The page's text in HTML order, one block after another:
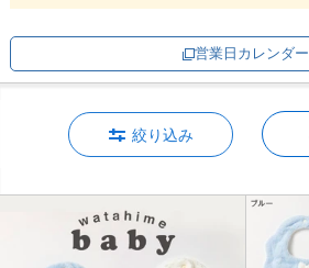
営業日カレンダー
絞り込み